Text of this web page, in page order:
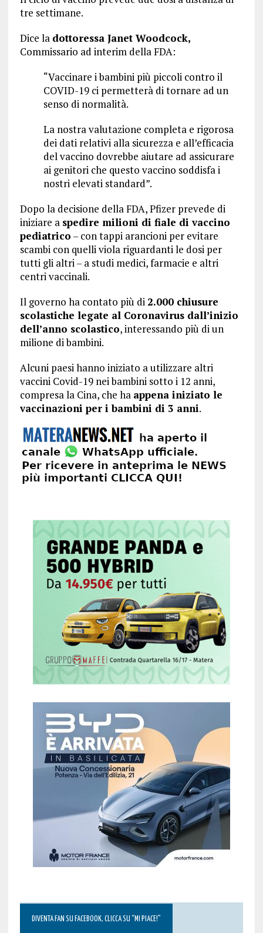
tre settimane.
Dice la dottoressa Janet Woodcock,
Commissario ad interim della FDA:
“Vaccinare i bambini più piccoli contro il
COVID-19 ci permetterà di tornare ad un
senso di normalità.
La nostra valutazione completa e rigorosa
dei dati relativi alla sicurezza e all’efficacia
del vaccino dovrebbe aiutare ad assicurare
ai genitori che questo vaccino soddisfa i
nostri elevati standard”.
Dopo la decisione della FDA, Pfizer prevede di
iniziare a spedire milioni di fiale di vaccino
pediatrico – con tappi arancioni per evitare
scambi con quelli viola riguardanti le dosi per
tutti gli altri – a studi medici, farmacie e altri
centri vaccinali.
Il governo ha contato più di 2.000 chiusure
scolastiche legate al Coronavirus dall’inizio
dell’anno scolastico, interessando più di un
milione di bambini.
Alcuni paesi hanno iniziato a utilizzare altri
vaccini Covid-19 nei bambini sotto i 12 anni,
compresa la Cina, che ha appena iniziato le
vaccinazioni per i bambini di 3 anni.
DIVENTA FAN SU FACEBOOK, CLICCA SU “MI PIACE!”